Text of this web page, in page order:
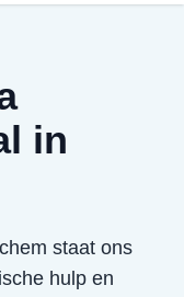
in
staat ons
hulp en